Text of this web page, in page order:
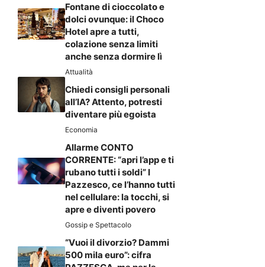
Fontane di cioccolato e
dolci ovunque: il Choco
Hotel apre a tutti,
colazione senza limiti
anche senza dormire lì
Attualità
Chiedi consigli personali
all’IA? Attento, potresti
diventare più egoista
Economia
Allarme CONTO
CORRENTE: “apri l’app e ti
rubano tutti i soldi” I
Pazzesco, ce l’hanno tutti
nel cellulare: la tocchi, si
apre e diventi povero
Gossip e Spettacolo
“Vuoi il divorzio? Dammi
500 mila euro”: cifra